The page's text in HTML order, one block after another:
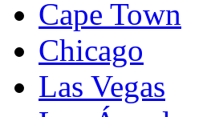
Cape Town
Chicago
Las Vegas